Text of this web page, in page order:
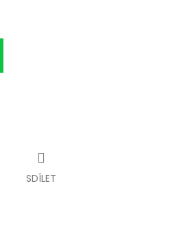
SDÍLET